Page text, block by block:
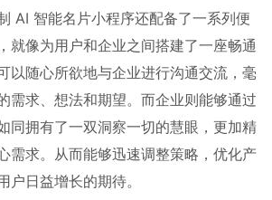
AI 智能名片小程序还配备了一系列便
就像为用户和企业之间搭建了一座畅通
以随心所欲地与企业进行沟通交流，毫
需求、想法和期望。而企业则能够通过
同拥有了一双洞察一切的慧眼，更加精
需求。从而能够迅速调整策略，优化产
户日益增长的期待。